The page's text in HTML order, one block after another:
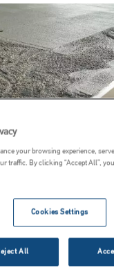
your browsing experience,
traffic. By clicking “Accept All”,
Cookies Settings
All